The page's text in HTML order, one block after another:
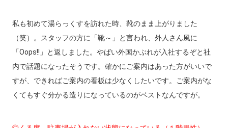
私も初めて湯らっくすを訪れた時、靴のまま上がりました
（笑）。スタッフの方に「靴～」と言われ、外人さん風に
「Oops!!」と返しました。やばい外国かぶれが入社するぞと社
内で話題になったそうです。確かにご案内はあった方がいいで
すが、できればご案内の看板は少なくしたいです。ご案内がな
くてもすぐ分かる造りになっているのがベストなんですが。